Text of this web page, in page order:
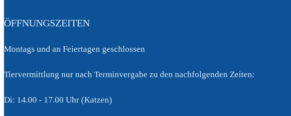
ÖFFNUNGSZEITEN
Montags und an Feiertagen geschlossen
Tiervermittlung nur nach Terminvergabe zu den nachfolgenden Zeiten:
Di: 14.00 - 17.00 Uhr (Katzen)